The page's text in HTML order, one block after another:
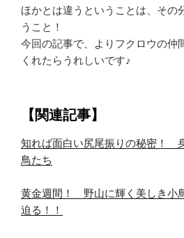
ほかとは違うということは、その
うこと！
今回の記事で、よりフクロウの仲
くれたらうれしいです♪
【関連記事】
知れば面白い尻尾振りの秘密！
鳥たち
黄金週間！ 野山に輝く美しき小
迫る！！